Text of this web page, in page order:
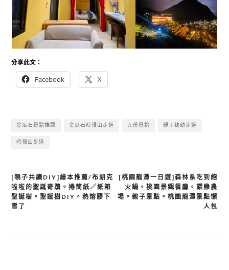
分享此文：
Facebook X
金瓜石景點推薦 金瓜石時報山步道 九份景點 親子幼幼步道
時報山步道
文
章
導
[桃園龍潭一日遊]森林系吃到飽
火鍋。桃園景觀餐廳。餵雞農
場。親子景點。桃園龍潭景點懶
人包
[親子共讀DIY]繪本推薦/布朗克
啦啦的聖誕奇蹟。捲筒紙／紙箱
聖誕樹。聖誕樹DIY。熱熔膠下
雪了